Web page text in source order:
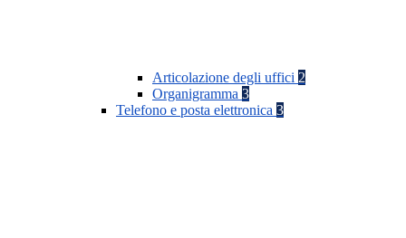
Articolazione degli uffici 2
Organigramma 3
Telefono e posta elettronica 3